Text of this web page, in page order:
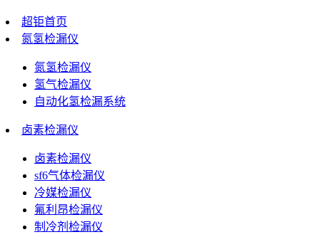
超钜首页
氮氢检漏仪
氮氢检漏仪
氢气检漏仪
自动化氢检漏系统
卤素检漏仪
卤素检漏仪
sf6气体检漏仪
冷媒检漏仪
氟利昂检漏仪
制冷剂检漏仪